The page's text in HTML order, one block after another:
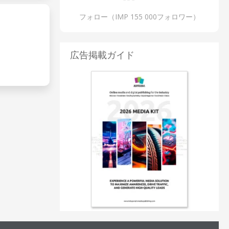
フォロー（IMP 155 000フォロワー）
広告掲載ガイド